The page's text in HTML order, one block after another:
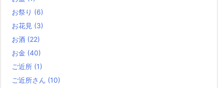
お祭り (6)
お花見 (3)
お酒 (22)
お金 (40)
ご近所 (1)
ご近所さん (10)